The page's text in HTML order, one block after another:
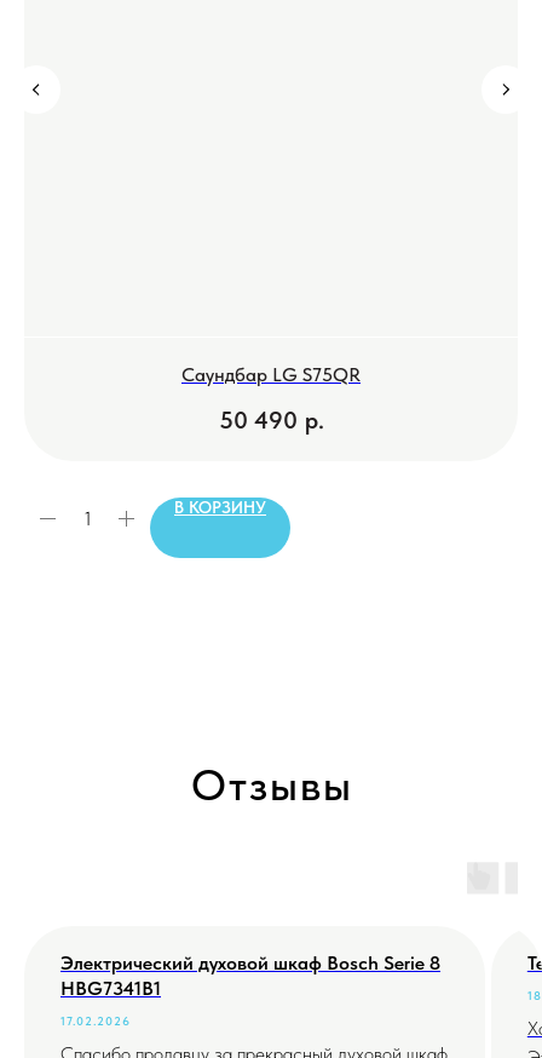
Саундбар LG S75QR
50 490 р.
В КОРЗИНУ
Отзывы
Электрический духовой шкаф Bosch Serie 8
HBG7341B1
17.02.2026